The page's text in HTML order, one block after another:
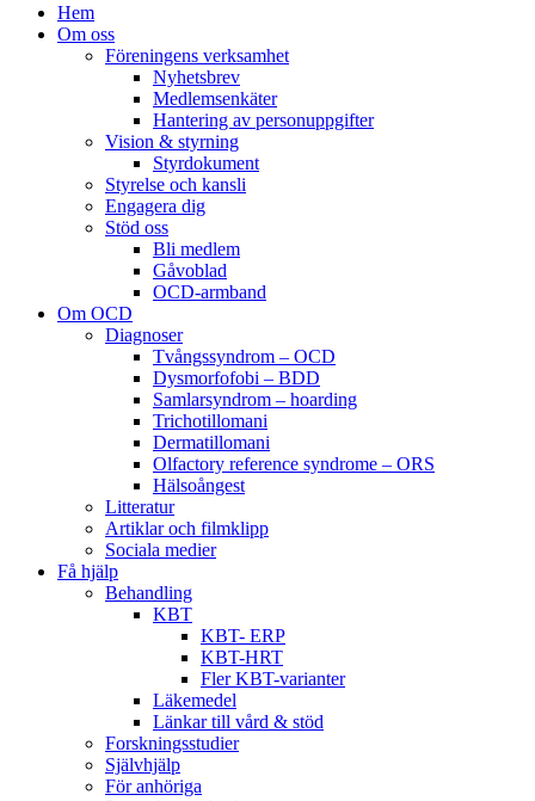
Hem
Om oss
Föreningens verksamhet
Nyhetsbrev
Medlemsenkäter
Hantering av personuppgifter
Vision & styrning
Styrdokument
Styrelse och kansli
Engagera dig
Stöd oss
Bli medlem
Gåvoblad
OCD-armband
Om OCD
Diagnoser
Tvångssyndrom – OCD
Dysmorfofobi – BDD
Samlarsyndrom – hoarding
Trichotillomani
Dermatillomani
Olfactory reference syndrome – ORS
Hälsoångest
Litteratur
Artiklar och filmklipp
Sociala medier
Få hjälp
Behandling
KBT
KBT- ERP
KBT-HRT
Fler KBT-varianter
Läkemedel
Länkar till vård & stöd
Forskningsstudier
Självhjälp
För anhöriga